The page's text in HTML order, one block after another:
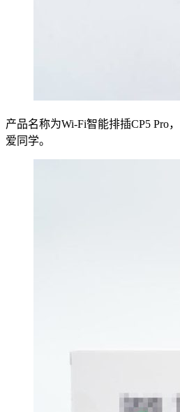
产品名称为Wi-Fi智能排插CP5 Pro
爱同学。